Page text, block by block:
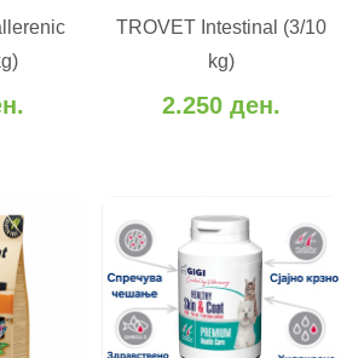
TROVET Intestinal (3/10
kg)
2.250 ден.
Додај во желби
Додај за споредба